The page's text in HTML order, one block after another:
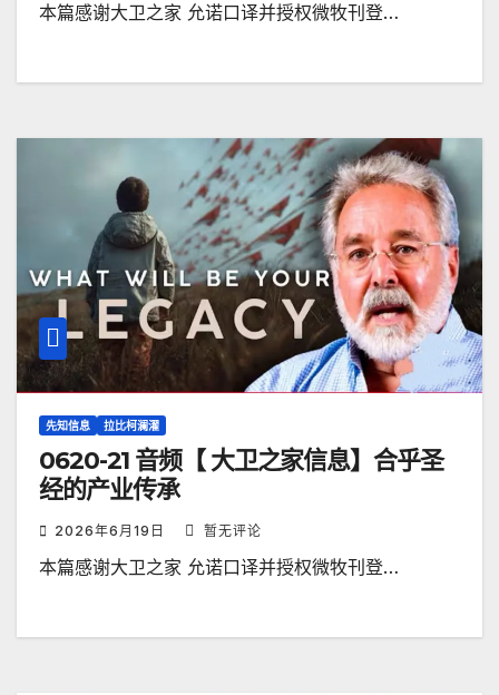
本篇感谢大卫之家 允诺口译并授权微牧刊登…
先知信息 拉比柯澜濯
0620-21 音频【 大卫之家信息】合乎圣
经的产业传承
2026年6月19日 暂无评论
本篇感谢大卫之家 允诺口译并授权微牧刊登…